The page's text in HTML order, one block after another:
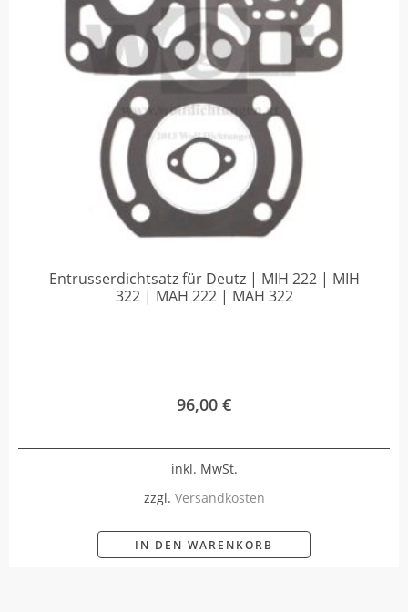
Entrusserdichtsatz für Deutz | MIH 222 | MIH
322 | MAH 222 | MAH 322
96,00 €
inkl. MwSt.
zzgl. Versandkosten
IN DEN WARENKORB